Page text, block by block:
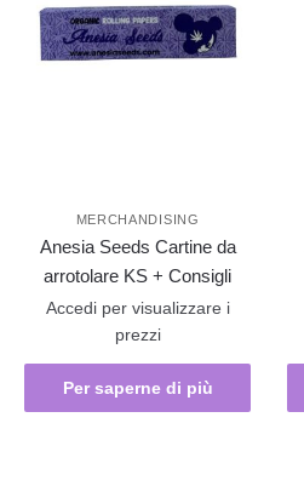
MERCHANDISING
Anesia Seeds Cartine da
arrotolare KS + Consigli
Accedi per visualizzare i
prezzi
Per saperne di più